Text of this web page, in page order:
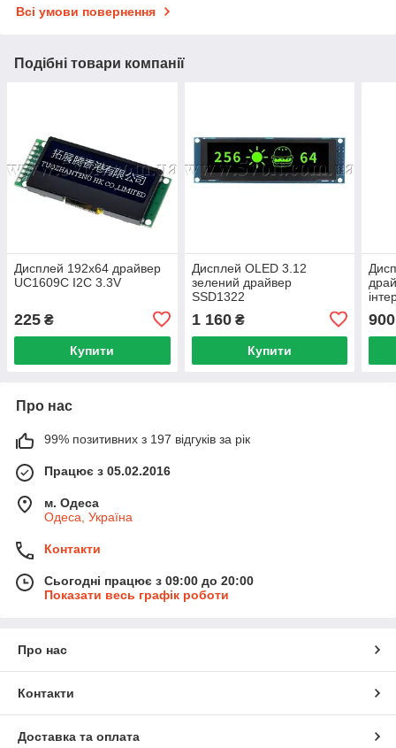
Всі умови повернення
Подібні товари компанії
Дисплей 192x64 драйвер
UC1609C I2C 3.3V
225 ₴
Купити
Дисплей OLED 3.12
зелений драйвер
SSD1322
1 160₴
Купити
900
Про нас
99% позитивних з 197 відгуків за рік
Працює з 05.02.2016
м. Одеса
Одеса, Україна
Контакти
Сьогодні працює з 09:00 до 20:00
Показати весь графік роботи
Про нас
Контакти
Доставка та оплата